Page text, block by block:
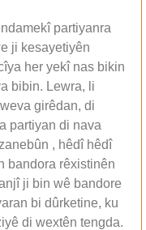
partiyanra
ji kesayetiyên
her yekî nas bikin
bibin. Lewra, li
girêdan, di
partiyan di nava
, hêdî hêdî
bandora rêxistinên
ji bin wê bandore
bi dûrketine, ku
di wextên tengda.